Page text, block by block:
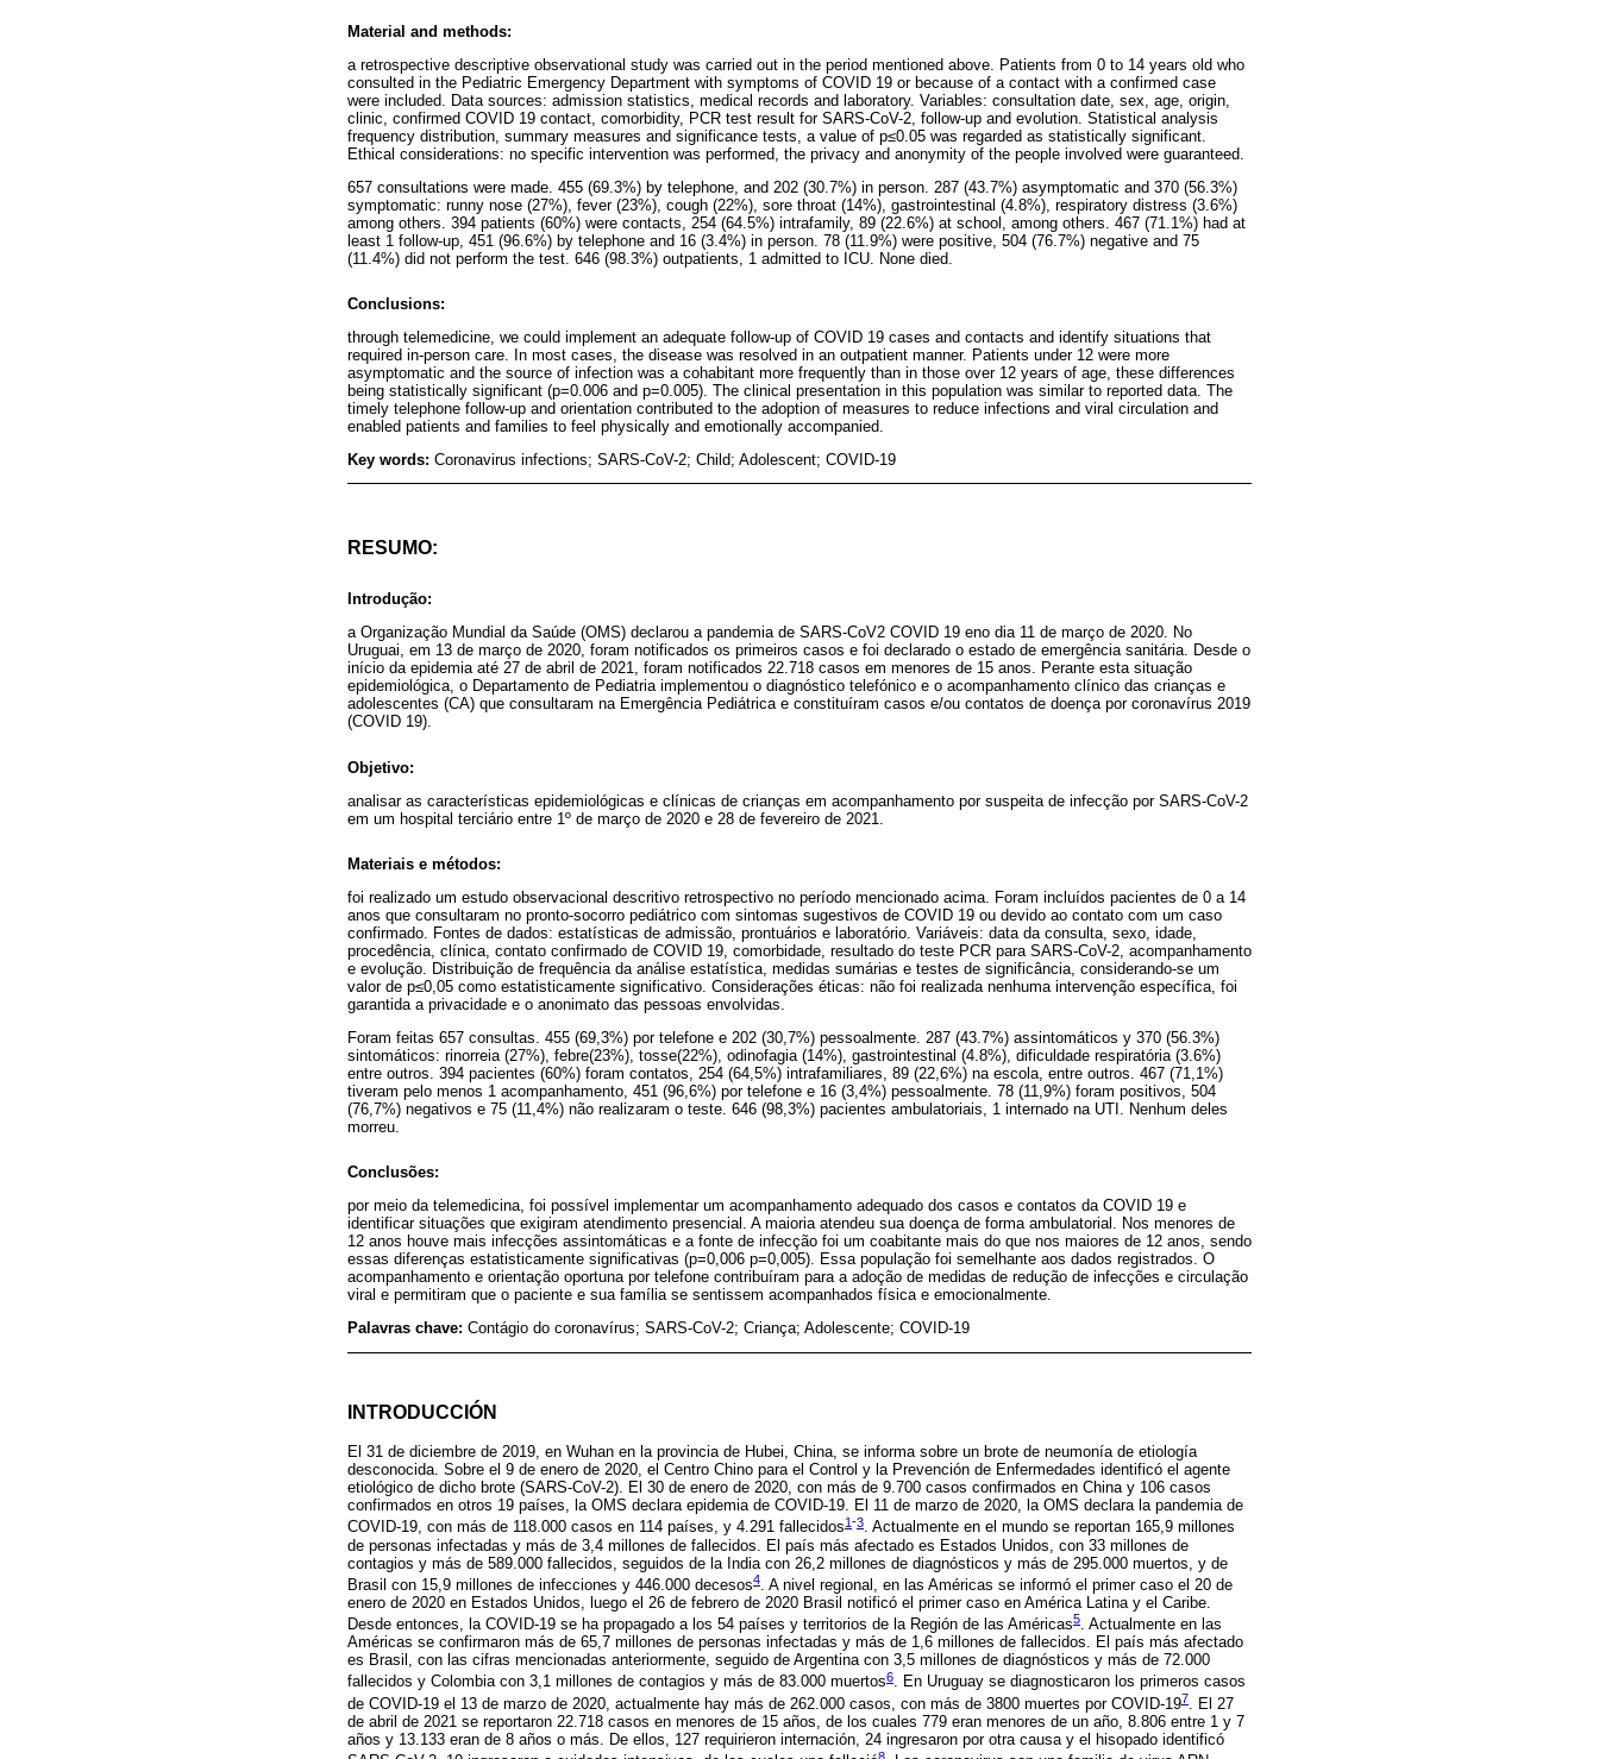
Material and methods:
a retrospective descriptive observational study was carried out in the period mentioned above. Patients from 0 to 14 years old who
consulted in the Pediatric Emergency Department with symptoms of COVID 19 or because of a contact with a confirmed case
were included. Data sources: admission statistics, medical records and laboratory. Variables: consultation date, sex, age, origin,
clinic, confirmed COVID 19 contact, comorbidity, PCR test result for SARS-CoV-2, follow-up and evolution. Statistical analysis
frequency distribution, summary measures and significance tests, a value of p≤0.05 was regarded as statistically significant.
Ethical considerations: no specific intervention was performed, the privacy and anonymity of the people involved were guaranteed.
657 consultations were made. 455 (69.3%) by telephone, and 202 (30.7%) in person. 287 (43.7%) asymptomatic and 370 (56.3%)
symptomatic: runny nose (27%), fever (23%), cough (22%), sore throat (14%), gastrointestinal (4.8%), respiratory distress (3.6%)
among others. 394 patients (60%) were contacts, 254 (64.5%) intrafamily, 89 (22.6%) at school, among others. 467 (71.1%) had at
least 1 follow-up, 451 (96.6%) by telephone and 16 (3.4%) in person. 78 (11.9%) were positive, 504 (76.7%) negative and 75
(11.4%) did not perform the test. 646 (98.3%) outpatients, 1 admitted to ICU. None died.
Conclusions:
through telemedicine, we could implement an adequate follow-up of COVID 19 cases and contacts and identify situations that
required in-person care. In most cases, the disease was resolved in an outpatient manner. Patients under 12 were more
asymptomatic and the source of infection was a cohabitant more frequently than in those over 12 years of age, these differences
being statistically significant (p=0.006 and p=0.005). The clinical presentation in this population was similar to reported data. The
timely telephone follow-up and orientation contributed to the adoption of measures to reduce infections and viral circulation and
enabled patients and families to feel physically and emotionally accompanied.
Key words: Coronavirus infections; SARS-CoV-2; Child; Adolescent; COVID-19
RESUMO:
Introdução:
a Organização Mundial da Saúde (OMS) declarou a pandemia de SARS-CoV2 COVID 19 eno dia 11 de março de 2020. No
Uruguai, em 13 de março de 2020, foram notificados os primeiros casos e foi declarado o estado de emergência sanitária. Desde o
início da epidemia até 27 de abril de 2021, foram notificados 22.718 casos em menores de 15 anos. Perante esta situação
epidemiológica, o Departamento de Pediatria implementou o diagnóstico telefónico e o acompanhamento clínico das crianças e
adolescentes (CA) que consultaram na Emergência Pediátrica e constituíram casos e/ou contatos de doença por coronavírus 2019
(COVID 19).
Objetivo:
analisar as características epidemiológicas e clínicas de crianças em acompanhamento por suspeita de infecção por SARS-CoV-2
em um hospital terciário entre 1º de março de 2020 e 28 de fevereiro de 2021.
Materiais e métodos:
foi realizado um estudo observacional descritivo retrospectivo no período mencionado acima. Foram incluídos pacientes de 0 a 14
anos que consultaram no pronto-socorro pediátrico com sintomas sugestivos de COVID 19 ou devido ao contato com um caso
confirmado. Fontes de dados: estatísticas de admissão, prontuários e laboratório. Variáveis: data da consulta, sexo, idade,
procedência, clínica, contato confirmado de COVID 19, comorbidade, resultado do teste PCR para SARS-CoV-2, acompanhamento
e evolução. Distribuição de frequência da análise estatística, medidas sumárias e testes de significância, considerando-se um
valor de p≤0,05 como estatisticamente significativo. Considerações éticas: não foi realizada nenhuma intervenção específica, foi
garantida a privacidade e o anonimato das pessoas envolvidas.
Foram feitas 657 consultas. 455 (69,3%) por telefone e 202 (30,7%) pessoalmente. 287 (43.7%) assintomáticos y 370 (56.3%)
sintomáticos: rinorreia (27%), febre(23%), tosse(22%), odinofagia (14%), gastrointestinal (4.8%), dificuldade respiratória (3.6%)
entre outros. 394 pacientes (60%) foram contatos, 254 (64,5%) intrafamiliares, 89 (22,6%) na escola, entre outros. 467 (71,1%)
tiveram pelo menos 1 acompanhamento, 451 (96,6%) por telefone e 16 (3,4%) pessoalmente. 78 (11,9%) foram positivos, 504
(76,7%) negativos e 75 (11,4%) não realizaram o teste. 646 (98,3%) pacientes ambulatoriais, 1 internado na UTI. Nenhum deles
morreu.
Conclusões:
por meio da telemedicina, foi possível implementar um acompanhamento adequado dos casos e contatos da COVID 19 e
identificar situações que exigiram atendimento presencial. A maioria atendeu sua doença de forma ambulatorial. Nos menores de
12 anos houve mais infecções assintomáticas e a fonte de infecção foi um coabitante mais do que nos maiores de 12 anos, sendo
essas diferenças estatisticamente significativas (p=0,006 p=0,005). Essa população foi semelhante aos dados registrados. O
acompanhamento e orientação oportuna por telefone contribuíram para a adoção de medidas de redução de infecções e circulação
viral e permitiram que o paciente e sua família se sentissem acompanhados física e emocionalmente.
Palavras chave: Contágio do coronavírus; SARS-CoV-2; Criança; Adolescente; COVID-19
INTRODUCCIÓN
El 31 de diciembre de 2019, en Wuhan en la provincia de Hubei, China, se informa sobre un brote de neumonía de etiología
desconocida. Sobre el 9 de enero de 2020, el Centro Chino para el Control y la Prevención de Enfermedades identificó el agente
etiológico de dicho brote (SARS-CoV-2). El 30 de enero de 2020, con más de 9.700 casos confirmados en China y 106 casos
confirmados en otros 19 países, la OMS declara epidemia de COVID-19. El 11 de marzo de 2020, la OMS declara la pandemia de
COVID-19, con más de 118.000 casos en 114 países, y 4.291 fallecidos1-3. Actualmente en el mundo se reportan 165,9 millones
de personas infectadas y más de 3,4 millones de fallecidos. El país más afectado es Estados Unidos, con 33 millones de
contagios y más de 589.000 fallecidos, seguidos de la India con 26,2 millones de diagnósticos y más de 295.000 muertos, y de
Brasil con 15,9 millones de infecciones y 446.000 decesos4. A nivel regional, en las Américas se informó el primer caso el 20 de
enero de 2020 en Estados Unidos, luego el 26 de febrero de 2020 Brasil notificó el primer caso en América Latina y el Caribe.
Desde entonces, la COVID-19 se ha propagado a los 54 países y territorios de la Región de las Américas5. Actualmente en las
Américas se confirmaron más de 65,7 millones de personas infectadas y más de 1,6 millones de fallecidos. El país más afectado
es Brasil, con las cifras mencionadas anteriormente, seguido de Argentina con 3,5 millones de diagnósticos y más de 72.000
fallecidos y Colombia con 3,1 millones de contagios y más de 83.000 muertos6. En Uruguay se diagnosticaron los primeros casos
de COVID-19 el 13 de marzo de 2020, actualmente hay más de 262.000 casos, con más de 3800 muertes por COVID-197. El 27
de abril de 2021 se reportaron 22.718 casos en menores de 15 años, de los cuales 779 eran menores de un año, 8.806 entre 1 y 7
años y 13.133 eran de 8 años o más. De ellos, 127 requirieron internación, 24 ingresaron por otra causa y el hisopado identificó
8